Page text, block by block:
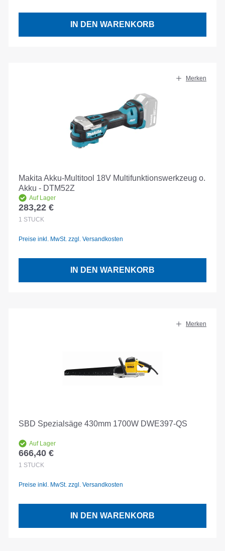
IN DEN WARENKORB
Merken
Makita Akku-Multitool 18V Multifunktionswerkzeug o.
Akku - DTM52Z
Auf Lager
Regulärer Preis:
283,22 €
1 STÜCK
Preise inkl. MwSt. zzgl. Versandkosten
IN DEN WARENKORB
Merken
SBD Spezialsäge 430mm 1700W DWE397-QS
Auf Lager
Regulärer Preis:
666,40 €
1 STÜCK
Preise inkl. MwSt. zzgl. Versandkosten
IN DEN WARENKORB